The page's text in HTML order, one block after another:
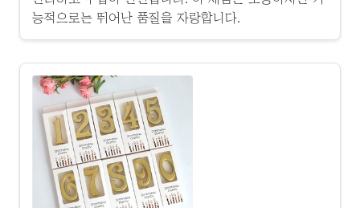
능적으로는 뛰어난 품질을 자랑합니다.